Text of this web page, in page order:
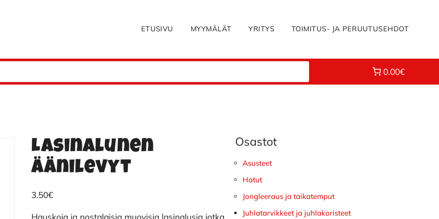
ETUSIVU MYYMÄLÄT YRITYS TOIMITUS- JA PERUUTUSEHDOT
0.00€
Lasinalunen
äänilevyt
3.50€
Hauskoja ja nostalgisia muovisia lasinalusia jotka
Ensisijainen
sivupalkki
Osastot
Asusteet
Hatut
Jongleeraus ja taikatemput
Juhlatarvikkeet ja juhlakoristeet